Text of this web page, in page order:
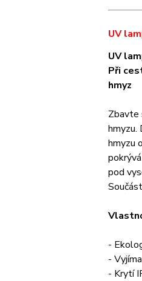
UV
UV
Při
hmyz
Zbavte
hmyzu.
hmyzu
pod
-
-
- Krytí